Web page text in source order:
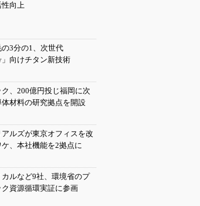
性向上
3分の1、次世代
」向けチタン新技術
ク、200億円投じ福岡に次
材料の研究拠点を開設
ルズが東京オフィスを改
、本社機能を2拠点に
ルなど9社、環境省のプ
ク資源循環実証に参画